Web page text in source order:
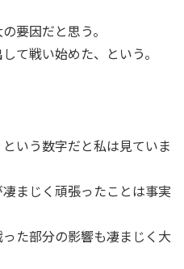
要因だと思う。
て戦い始めた、という。
いう数字だと私は見ていま
まじく頑張ったことは事実
た部分の影響も凄まじく大